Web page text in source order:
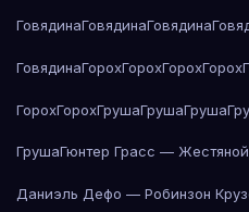
ГовядинаГовядинаГовядина
ГовядинаГорохГорохГорохГорох
ГорохГорохГрушаГрушаГруша
ГрушаГюнтер Грасс —
Даниэль Дефо — Робинзон